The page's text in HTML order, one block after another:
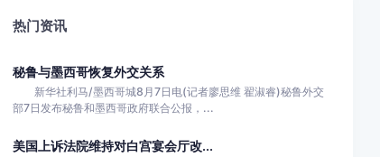
热门资讯
秘鲁与墨西哥恢复外交关系
新华社利马/墨西哥城8月7日电(记者廖思维 翟淑睿)秘鲁外交
部7日发布秘鲁和墨西哥政府联合公报，...
美国上诉法院维持对白宫宴会厅改...